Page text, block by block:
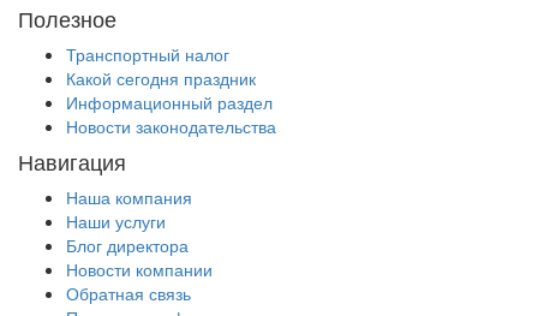
Полезное
Транспортный налог
Какой сегодня праздник
Информационный раздел
Новости законодательства
Навигация
Наша компания
Наши услуги
Блог директора
Новости компании
Обратная связь